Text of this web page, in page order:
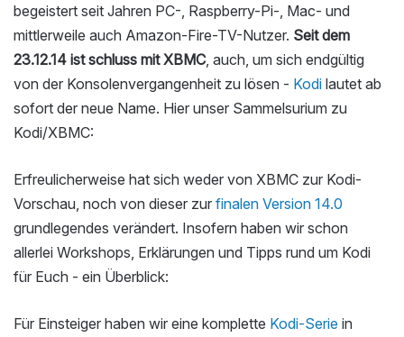
begeistert seit Jahren PC-, Raspberry-Pi-, Mac- und
mittlerweile auch Amazon-Fire-TV-Nutzer. Seit dem
23.12.14 ist schluss mit XBMC, auch, um sich endgültig
von der Konsolenvergangenheit zu lösen - Kodi lautet ab
sofort der neue Name. Hier unser Sammelsurium zu
Kodi/XBMC:
Erfreulicherweise hat sich weder von XBMC zur Kodi-
Vorschau, noch von dieser zur finalen Version 14.0
grundlegendes verändert. Insofern haben wir schon
allerlei Workshops, Erklärungen und Tipps rund um Kodi
für Euch - ein Überblick:
Für Einsteiger haben wir eine komplette Kodi-Serie in